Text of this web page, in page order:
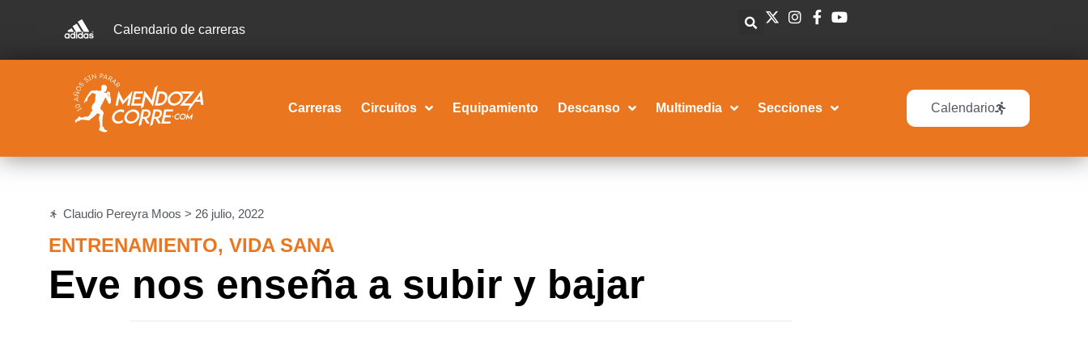
Calendario de carreras
Carreras Circuitos Equipamiento Descanso Multimedia Secciones Calendario
Claudio Pereyra Moos > 26 julio, 2022
ENTRENAMIENTO, VIDA SANA
Eve nos enseña a subir y bajar